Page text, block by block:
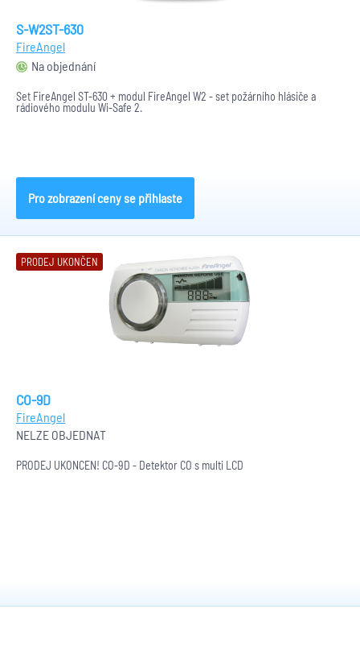
S-W2ST-630
FireAngel
Na objednání
Set FireAngel ST-630 + modul FireAngel W2 - set požárního hlásiče a
rádiového modulu Wi-Safe 2.
Pro zobrazení ceny se přihlaste
PRODEJ UKONČEN
CO-9D
FireAngel
NELZE OBJEDNAT
PRODEJ UKONČEN! CO-9D - Detektor CO s multi LCD